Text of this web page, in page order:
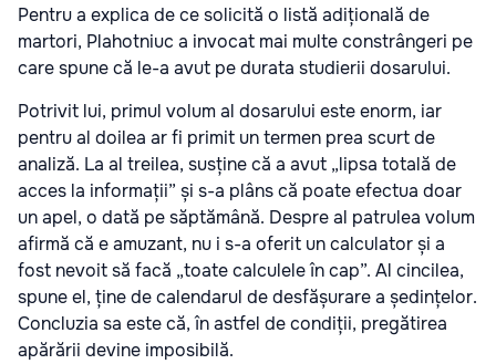
Pentru a explica de ce solicită o listă adițională de
martori, Plahotniuc a invocat mai multe constrângeri pe
care spune că le-a avut pe durata studierii dosarului.
Potrivit lui, primul volum al dosarului este enorm, iar
pentru al doilea ar fi primit un termen prea scurt de
analiză. La al treilea, susține că a avut „lipsa totală de
acces la informații” și s-a plâns că poate efectua doar
un apel, o dată pe săptămână. Despre al patrulea volum
afirmă că e amuzant, nu i s-a oferit un calculator și a
fost nevoit să facă „toate calculele în cap”. Al cincilea,
spune el, ține de calendarul de desfășurare a ședințelor.
Concluzia sa este că, în astfel de condiții, pregătirea
apărării devine imposibilă.